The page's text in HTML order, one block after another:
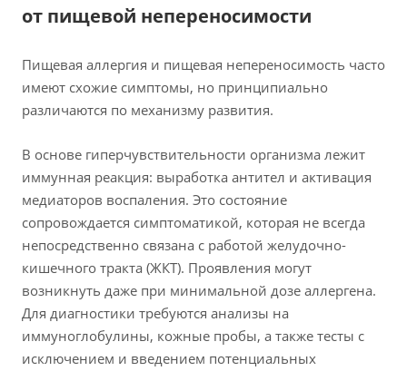
от пищевой непереносимости
Пищевая аллергия и пищевая непереносимость часто
имеют схожие симптомы, но принципиально
различаются по механизму развития.
В основе гиперчувствительности организма лежит
иммунная реакция: выработка антител и активация
медиаторов воспаления. Это состояние
сопровождается симптоматикой, которая не всегда
непосредственно связана с работой желудочно-
кишечного тракта (ЖКТ). Проявления могут
возникнуть даже при минимальной дозе аллергена.
Для диагностики требуются анализы на
иммуноглобулины, кожные пробы, а также тесты с
исключением и введением потенциальных